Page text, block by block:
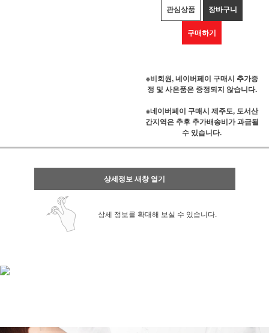
관심상품 장바구니
구매하기
※비회원, 네이버페이 구매시 추가증
정 및 사은품은 증정되지 않습니다.
※네이버페이 구매시 제주도, 도서산
간지역은 추후 추가배송비가 과금될
수 있습니다.
상세정보 새창 열기
상세 정보를 확대해 보실 수 있습니다.